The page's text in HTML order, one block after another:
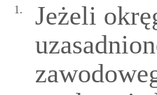
1.
Jeżeli